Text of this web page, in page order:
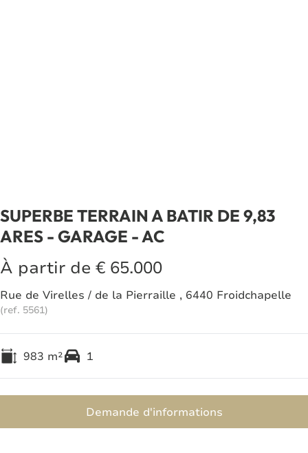
SUPERBE TERRAIN A BATIR DE 9,83
ARES - GARAGE - AC
À partir de € 65.000
Rue de Virelles / de la Pierraille , 6440 Froidchapelle
(ref. 5561)
983 m² 1
Demande d'informations